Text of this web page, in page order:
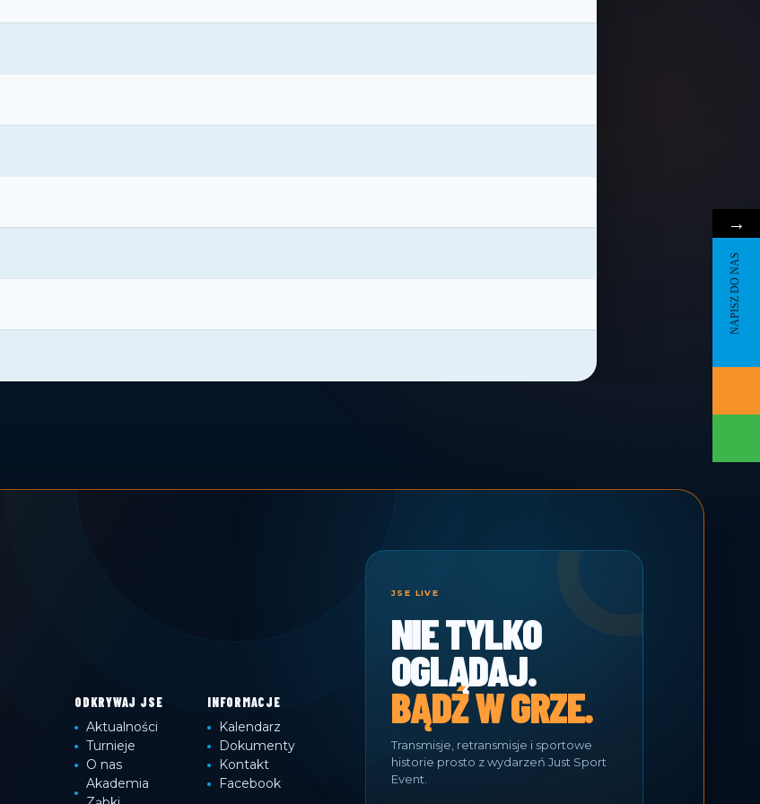
ODKRYWAJ JSE
Aktualności
Turnieje
O nas
Akademia
INFORMACJE
Kalendarz
Dokumenty
Kontakt
Facebook
JSE LIVE
NIE TYLKO
OGLĄDAJ.
BĄDŹ W GRZE.
Transmisje, retransmisje i sportowe
historie prosto z wydarzeń Just Sport
Event.
→
NAPISZ DO NAS